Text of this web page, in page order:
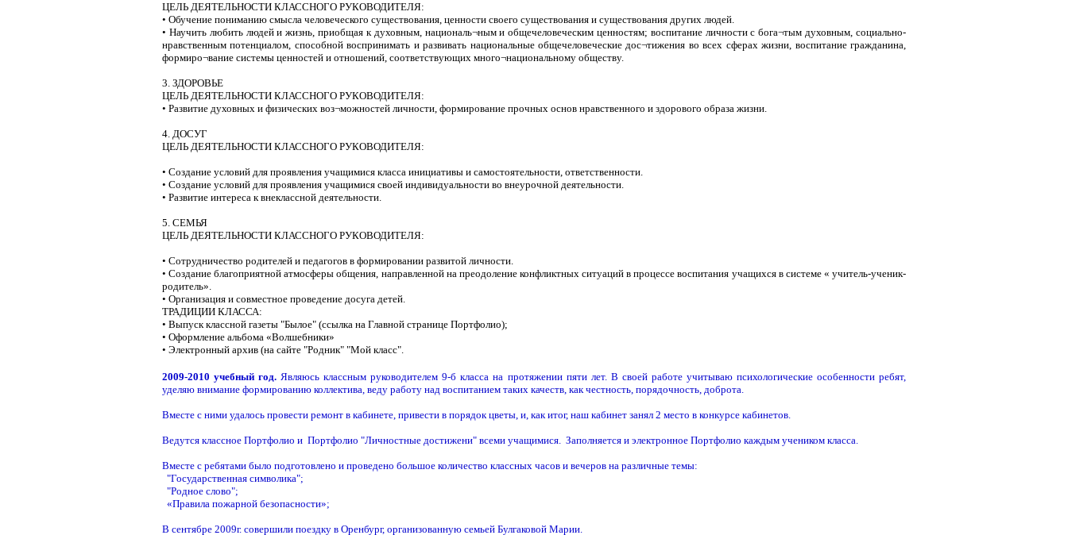
ЦЕЛЬ ДЕЯТЕЛЬНОСТИ КЛАССНОГО РУКОВОДИТЕЛЯ:
• Обучение пониманию смысла человеческого существования, ценности своего существования и существования других людей.
• Научить любить людей и жизнь, приобщая к духовным, националь¬ным и общечеловеческим ценностям; воспитание личности с бога¬тым духовным, социально-
нравственным потенциалом, способной воспринимать и развивать национальные общечеловеческие дос¬тижения во всех сферах жизни, воспитание гражданина,
формиро¬вание системы ценностей и отношений, соответствующих много¬национальному обществу.
3. ЗДОРОВЬЕ
ЦЕЛЬ ДЕЯТЕЛЬНОСТИ КЛАССНОГО РУКОВОДИТЕЛЯ:
• Развитие духовных и физических воз¬можностей личности, формирование прочных основ нравственного и здорового образа жизни.
4. ДОСУГ
ЦЕЛЬ ДЕЯТЕЛЬНОСТИ КЛАССНОГО РУКОВОДИТЕЛЯ:
• Создание условий для проявления учащимися класса инициативы и самостоятельности, ответственности.
• Создание условий для проявления учащимися своей индивидуальности во внеурочной деятельности.
• Развитие интереса к внеклассной деятельности.
5. СЕМЬЯ
ЦЕЛЬ ДЕЯТЕЛЬНОСТИ КЛАССНОГО РУКОВОДИТЕЛЯ:
• Сотрудничество родителей и педагогов в формировании развитой личности.
• Создание благоприятной атмосферы общения, направленной на преодоление конфликтных ситуаций в процессе воспитания учащихся в системе « учитель-ученик-
родитель».
• Организация и совместное проведение досуга детей.
ТРАДИЦИИ КЛАССА:
• Выпуск классной газеты "Былое" (ссылка на Главной странице Портфолио);
• Оформление альбома «Волшебники»
• Электронный архив (на сайте "Родник" "Мой класс".
2009-2010 учебный год. Являюсь классным руководителем 9-б класса на протяжении пяти лет. В своей работе учитываю психологические особенности ребят,
уделяю внимание формированию коллектива, веду работу над воспитанием таких качеств, как честность, порядочность, доброта.
Вместе с ними удалось провести ремонт в кабинете, привести в порядок цветы, и, как итог, наш кабинет занял 2 место в конкурсе кабинетов.
Ведутся классное Портфолио и Портфолио "Личностные достижени" всеми учащимися. Заполняется и электронное Портфолио каждым учеником класса.
Вместе с ребятами было подготовлено и проведено большое количество классных часов и вечеров на различные темы:
"Государственная символика";
"Родное слово";
«Правила пожарной безопасности»;
В сентябре 2009г. совершили поездку в Оренбург, организованную семьей Булгаковой Марии.